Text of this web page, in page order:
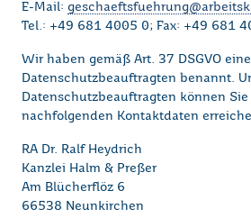
E-Mail:
Tel.: +49 681 4005 0; Fax: +49 681
Wir haben gemäß Art. 37 DSGVO
Datenschutzbeauftragten benannt.
Datenschutzbeauftragten können
nachfolgenden Kontaktdaten
RA Dr. Ralf Heydrich
Kanzlei Halm & Preßer
Am Blücherflöz 6
66538 Neunkirchen